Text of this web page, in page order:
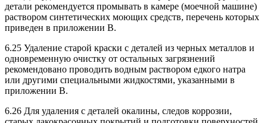
детали рекомендуется промывать в камере (моечной машине)
раствором синтетических моющих средств, перечень которых
приведен в приложении В.
6.25 Удаление старой краски с деталей из черных металлов и
одновременную очистку от остальных загрязнений
рекомендовано проводить водным раствором едкого натра
или другими специальными жидкостями, указанными в
приложении В.
6.26 Для удаления с деталей окалины, следов коррозии,